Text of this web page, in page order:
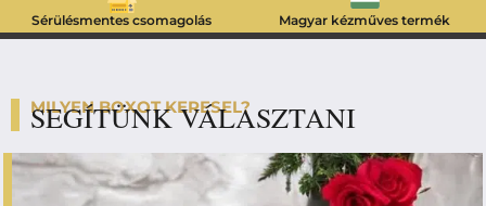
Sérülésmentes csomagolás Magyar kézműves termék
MILYEN BOXOT KERESEL?
SEGÍTÜNK VÁLASZTANI